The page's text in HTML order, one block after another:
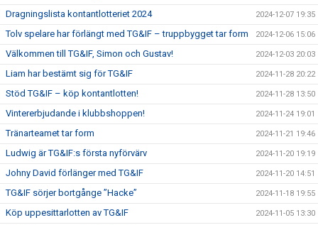
Dragningslista kontantlotteriet 2024 2024-12-07 19:35
Tolv spelare har förlängt med TG&IF – truppbygget tar form 2024-12-06 15:06
Välkommen till TG&IF, Simon och Gustav! 2024-12-03 20:03
Liam har bestämt sig för TG&IF 2024-11-28 20:22
Stöd TG&IF – köp kontantlotten! 2024-11-28 13:50
Vintererbjudande i klubbshoppen! 2024-11-24 19:01
Tränarteamet tar form 2024-11-21 19:46
Ludwig är TG&IF:s första nyförvärv 2024-11-20 19:19
Johny David förlänger med TG&IF 2024-11-20 14:51
TG&IF sörjer bortgånge ”Hacke” 2024-11-18 19:55
Köp uppesittarlotten av TG&IF 2024-11-05 13:30